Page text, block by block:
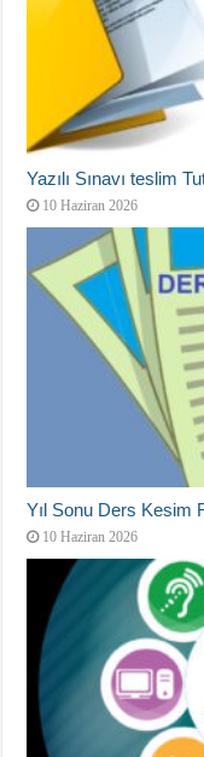
Yazılı Sınavı teslim
10 Haziran 2026
Yıl Sonu Ders Kesim
10 Haziran 2026